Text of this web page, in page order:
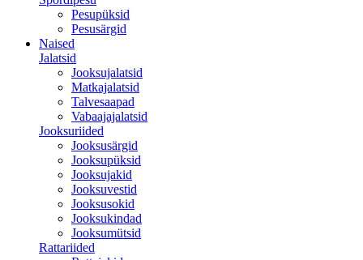
Pesupüksid
Pesusärgid
Naised
Jalatsid
Jooksujalatsid
Matkajalatsid
Talvesaapad
Vabaajajalatsid
Jooksuriided
Jooksusärgid
Jooksupüksid
Jooksujakid
Jooksuvestid
Jooksusokid
Jooksukindad
Jooksumütsid
Rattariided